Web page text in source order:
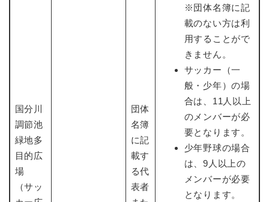
国分川
調節池
緑地多
目的広
場
（サッ
団体
名簿
に記
載す
る代
表者
※団体名簿に記
載のない方は利
用することがで
きません。
サッカー（一
般・少年）の場
合は、11人以上
のメンバーが必
要となります。
少年野球の場合
は、9人以上の
メンバーが必要
となります。